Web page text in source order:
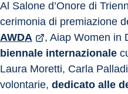
Al Salone d’Onore di
cerimonia di premiazione
AWDA
, Aiap Women in
biennale internazionale
Laura Moretti, Carla
volontarie, dedicato alle